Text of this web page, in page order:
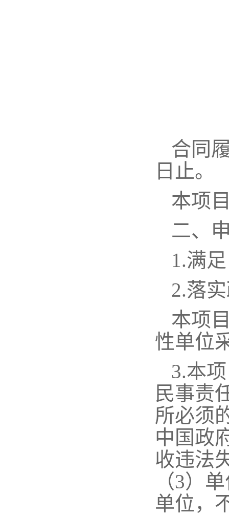
合同
日止。
本项
二、
1.满
2.落
本项
性单位
3.本
民事责
所必须
中国政
收违法
（3）
单位，